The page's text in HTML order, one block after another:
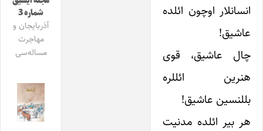
انسانلار اوچون ائلده
عاشیق!
چال عاشیق، قوی
هنرین ائللره
بللنسین عاشیق!
هر بیر ائلده مدنیت
شماره 3
آذربایجان و
مهاجرت
مساله‌سی